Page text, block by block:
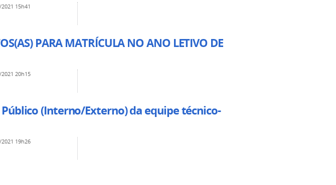
15h41
PARA MATRÍCULA NO ANO LETIVO DE
20h15
(Interno/Externo) da equipe técnico-
19h26